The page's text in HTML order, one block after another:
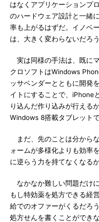
はなくアプリケーションプ
のハードウェア設計と一緒
率も上がるはずだ。イノベ
は、大きく変わらないだろ
実は同様の手法は、既に
クロソフトはWindows
ッサベンダーとともに開発
イトにすることで、iPhone
り込んだ作り込みが行える
Windows 8搭載タブレット
まだ、先のことは分から
ォームが多様化よりも効率
に逆らう力を持てなくなる
なかなか難しい問題だけ
もし特効薬を処方できる経
給でのオファーがくるだろ
処方せんを書くことができ